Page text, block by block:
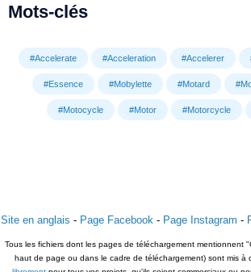
Mots-clés
#Accelerate #Acceleration #Accelerer
#Essence #Mobylette #Motard
#Motocycle #Motor #Motorcycle
Site en anglais - Page Facebook - Page Instagram -
Tous les fichiers dont les pages de téléchargement mentionnent
haut de page ou dans le cadre de téléchargement) sont mis à